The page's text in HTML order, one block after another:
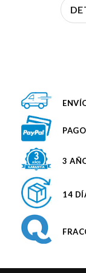
3
14